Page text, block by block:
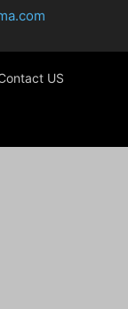
US